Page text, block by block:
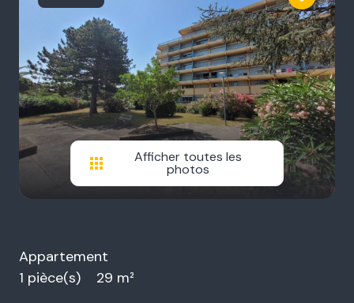
Afficher toutes les
photos
Appartement
1 pièce(s)
29 m²